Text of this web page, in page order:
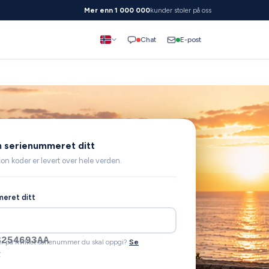
Mer enn 1 000 000kunder stoler på oss
Chat E-post
serienummeret ditt
koder er levert over hele verden.
ditt
på hvilket serienummer du skal oppgi? Se